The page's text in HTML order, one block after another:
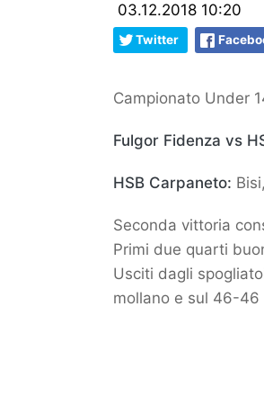
03.12.2018 10:20
Twitter
Campionato Under
Fulgor Fidenza vs
HSB Carpaneto:
Seconda vittoria
Primi due quarti
Usciti dagli
mollano e sul 46-46